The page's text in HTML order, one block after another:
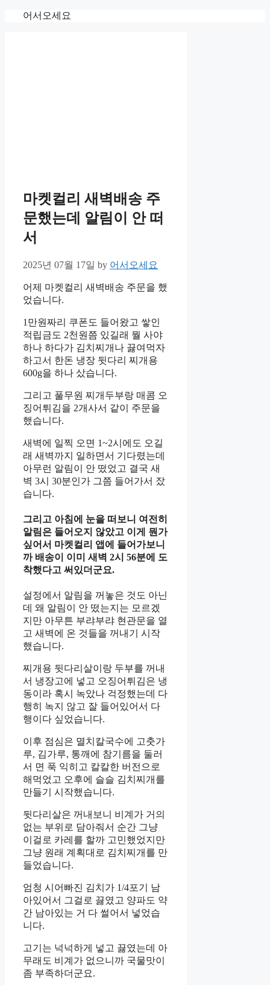
어서오세요
마켓컬리 새벽배송 주
문했는데 알림이 안 떠
서
2025년 07월 17일 by 어서오세요
어제 마켓컬리 새벽배송 주문을 했
었습니다.
1만원짜리 쿠폰도 들어왔고 쌓인
적립금도 2천원쯤 있길래 뭘 사야
하나 하다가 김치찌개나 끓여먹자
하고서 한돈 냉장 뒷다리 찌개용
600g을 하나 샀습니다.
그리고 풀무원 찌개두부랑 매콤 오
징어튀김을 2개사서 같이 주문을
했습니다.
새벽에 일찍 오면 1~2시에도 오길
래 새벽까지 일하면서 기다렸는데
아무런 알림이 안 떴었고 결국 새
벽 3시 30분인가 그쯤 들어가서 잤
습니다.
그리고 아침에 눈을 떠보니 여전히
알림은 들어오지 않았고 이게 뭔가
싶어서 마켓컬리 앱에 들어가보니
까 배송이 이미 새벽 2시 56분에 도
착했다고 써있더군요.
설정에서 알림을 꺼놓은 것도 아닌
데 왜 알림이 안 떴는지는 모르겠
지만 아무튼 부랴부랴 현관문을 열
고 새벽에 온 것들을 꺼내기 시작
했습니다.
찌개용 뒷다리살이랑 두부를 꺼내
서 냉장고에 넣고 오징어튀김은 냉
동이라 혹시 녹았나 걱정했는데 다
행히 녹지 않고 잘 들어있어서 다
행이다 싶었습니다.
이후 점심은 멸치칼국수에 고춧가
루, 김가루, 통깨에 참기름을 둘러
서 면 푹 익히고 칼칼한 버전으로
해먹었고 오후에 슬슬 김치찌개를
만들기 시작했습니다.
뒷다리살은 꺼내보니 비계가 거의
없는 부위로 담아줘서 순간 그냥
이걸로 카레를 할까 고민했었지만
그냥 원래 계획대로 김치찌개를 만
들었습니다.
엄청 시어빠진 김치가 1/4포기 남
아있어서 그걸로 끓였고 양파도 약
간 남아있는 거 다 썰어서 넣었습
니다.
고기는 넉넉하게 넣고 끓였는데 아
무래도 비계가 없으니까 국물맛이
좀 부족하더군요.